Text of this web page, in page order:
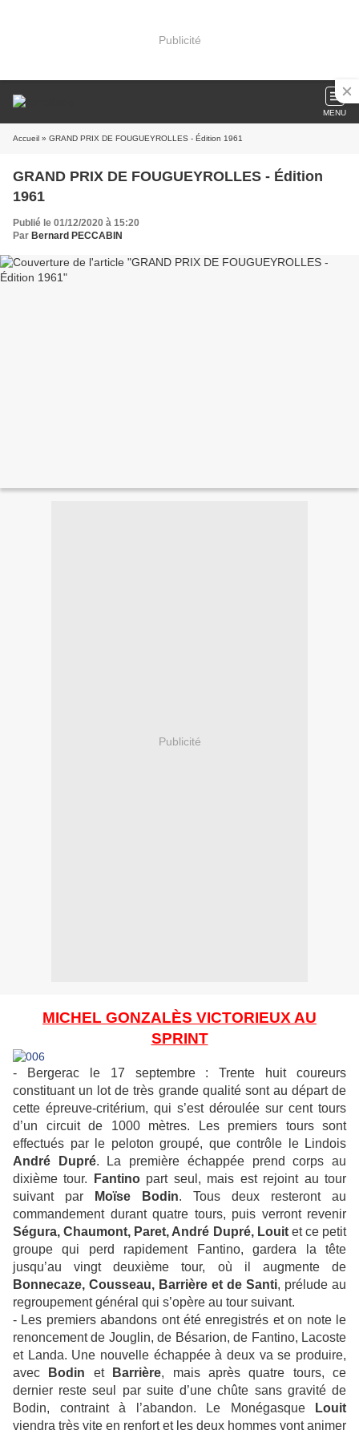
Publicité
MENU
Accueil » GRAND PRIX DE FOUGUEYROLLES - Édition 1961
GRAND PRIX DE FOUGUEYROLLES - Édition
1961
Publié le 01/12/2020 à 15:20
Par Bernard PECCABIN
Publicité
MICHEL GONZALÈS VICTORIEUX AU
SPRINT
- Bergerac le 17 septembre : Trente huit coureurs
constituant un lot de très grande qualité sont au départ de
cette épreuve-critérium, qui s’est déroulée sur cent tours
d’un circuit de 1000 mètres. Les premiers tours sont
effectués par le peloton groupé, que contrôle le Lindois
André Dupré. La première échappée prend corps au
dixième tour.
Fantinopart seul, mais est rejoint au tour
suivant par
Moïse Bodin. Tous deux resteront au
commandement durant quatre tours, puis verront revenir
Ségura, Chaumont, Paret, André Dupré, Louitet ce petit
groupe qui perd rapidement Fantino, gardera la tête
jusqu’au vingt deuxième tour, où il augmente de
Bonnecaze, Cousseau, Barrière et de Santi, prélude au
regroupement général qui s’opère au tour suivant.
- Les premiers abandons ont été enregistrés et on note le
renoncement de Jouglin, de Bésarion, de Fantino, Lacoste
et Landa. Une nouvelle échappée à deux va se produire,
avec
Bodin etBarrière, mais après quatre tours, ce
dernier reste seul par suite d’une chûte sans gravité de
Bodin, contraint à l’abandon. Le Monégasque
Louit
viendra très vite en renfort et les deux hommes vont animer